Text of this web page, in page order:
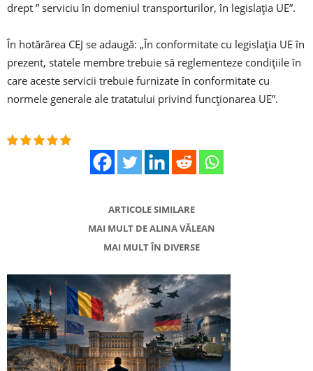
drept ” serviciu în domeniul transporturilor, în legislația UE”.
În hotărârea CEJ se adaugă: „În conformitate cu legislația UE în
prezent, statele membre trebuie să reglementeze condițiile în
care aceste servicii trebuie furnizate în conformitate cu
normele generale ale tratatului privind funcționarea UE”.
ARTICOLE SIMILARE
MAI MULT DE ALINA VĂLEAN
MAI MULT ÎN DIVERSE